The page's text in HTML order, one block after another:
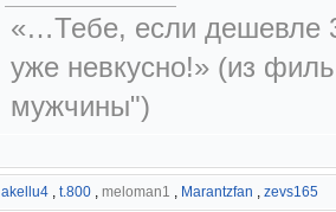
«…Тебе, если дешевле
уже невкусно!» (из
мужчины")
akellu4 , t.800 , meloman1 , Marantzfan , zevs165